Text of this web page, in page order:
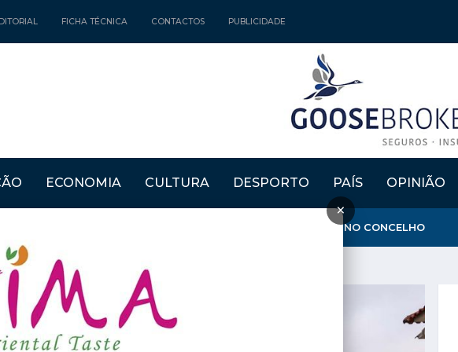
FICHA TÉCNICA CONTACTOS PUBLICIDADE
ECONOMIA CULTURA DESPORTO PAÍS OPINIÃO
×
DO FUNDÃO GARANTE QUE AMBULÂNCIA DO INEM FICA NO CONCELHO